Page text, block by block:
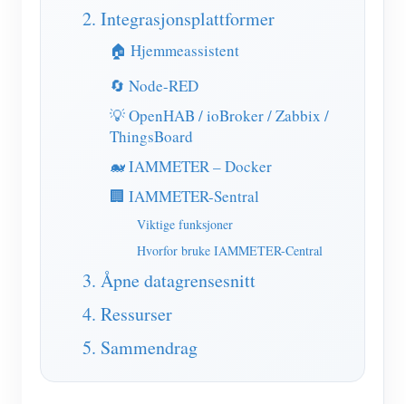
System for energiprognoser og -simulering
applikasjoner
Solar PV System Energy Monitor
Overvåker for strømforbruk
Hjemmeautomatisering
Fabrikkenergiovervåking
butikk
Ressurser
Hurtigstart for produktet
Dokument
Opplæringsvideo
Samfunnet
Utvikler
Belønningsprogram
Ta kontakt med
Om oss
2. Integrasjonsplattformer
🏠 Hjemmeassistent
🔄 Node-RED
💡 OpenHAB / ioBroker / Zabbix /
ThingsBoard
🐋 IAMMETER – Docker
🏢 IAMMETER-Sentral
Viktige funksjoner
Hvorfor bruke IAMMETER-Central
3. Åpne datagrensesnitt
4. Ressurser
5. Sammendrag